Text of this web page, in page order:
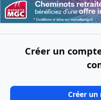
Créer un
Créer un